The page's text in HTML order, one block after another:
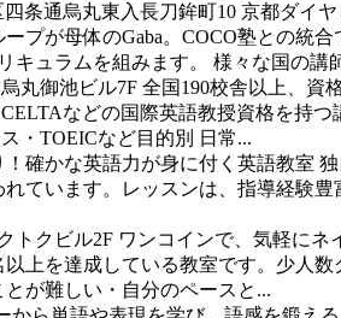
条通烏丸東入長刀鉾町10 京都ダイ
プが母体のGaba。COCO塾との統
ュラムを組みます。 様々な国の講
丸御池ビル7F 全国190校舎以上、資
などの国際英語教授資格を持
・TOEICなど目的別 日常...
確かな英語力が身に付く英語教室
ています。レッスンは、指導経験
トクビル2F ワンコインで、気軽にネ
上を達成している教室です。少人
が難しい・自分のペースと...